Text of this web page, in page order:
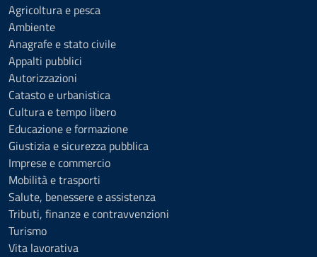
Agricoltura e pesca
Ambiente
Anagrafe e stato civile
Appalti pubblici
Autorizzazioni
Catasto e urbanistica
Cultura e tempo libero
Educazione e formazione
Giustizia e sicurezza pubblica
Imprese e commercio
Mobilità e trasporti
Salute, benessere e assistenza
Tributi, finanze e contravvenzioni
Turismo
Vita lavorativa